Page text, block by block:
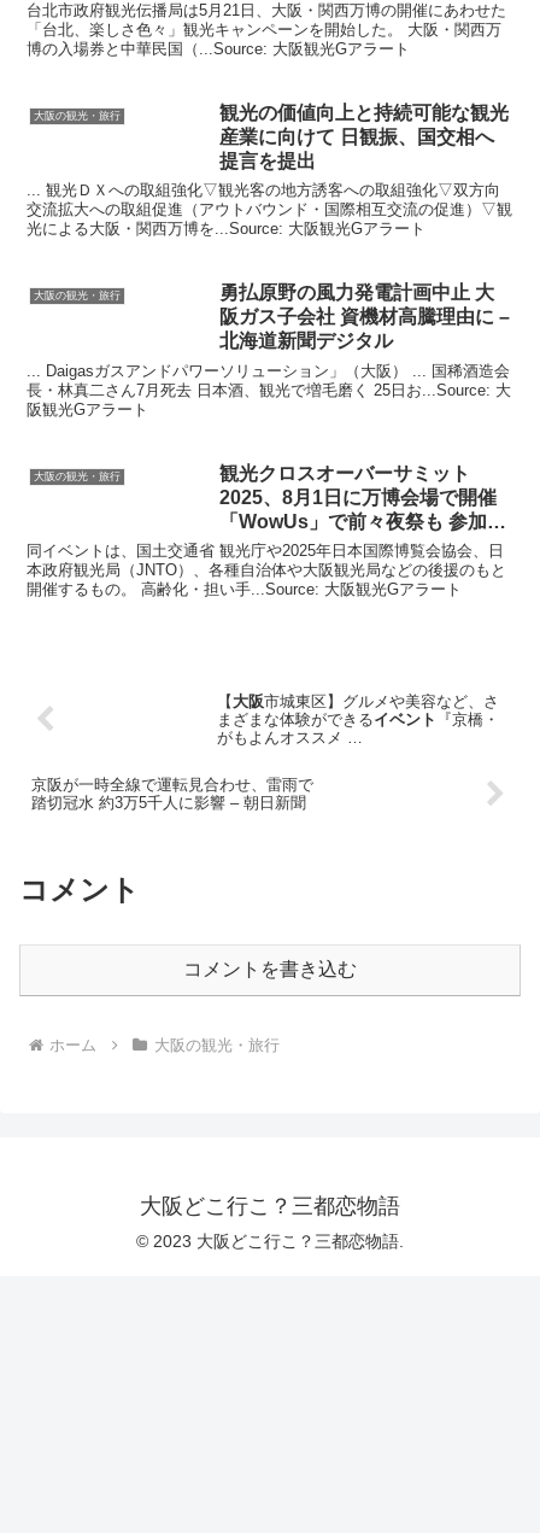
台北市政府観光伝播局は5月21日、大阪・関西万博の開催にあわせた
「台北、楽しさ色々」観光キャンペーンを開始した。 大阪・関西万
博の入場券と中華民国（...Source: 大阪観光Gアラート
大阪の観光・旅行 観光の価値向上と持続可能な観光
産業に向けて 日観振、国交相へ
提言を提出
... 観光ＤＸへの取組強化▽観光客の地方誘客への取組強化▽双方向
交流拡大への取組促進（アウトバウンド・国際相互交流の促進）▽観
光による大阪・関西万博を...Source: 大阪観光Gアラート
大阪の観光・旅行 勇払原野の風力発電計画中止 大
阪ガス子会社 資機材高騰理由に –
北海道新聞デジタル
... Daigasガスアンドパワーソリューション」（大阪） ... 国稀酒造会
長・林真二さん7月死去 日本酒、観光で増毛磨く 25日お...Source: 大
阪観光Gアラート
大阪の観光・旅行 観光クロスオーバーサミット
2025、8月1日に万博会場で開催
「WowUs」で前々夜祭も 参加者
を …
同イベントは、国土交通省 観光庁や2025年日本国際博覧会協会、日
本政府観光局（JNTO）、各種自治体や大阪観光局などの後援のもと
開催するもの。 高齢化・担い手...Source: 大阪観光Gアラート
【大阪市城東区】グルメや美容など、さ
まざまな体験ができるイベント
『京橋・
がもよんオススメ …
京阪が一時全線で運転見合わせ、雷雨で
踏切冠水 約3万5千人に影響 – 朝日新聞
コメント
コメントを書き込む
ホーム 大阪の観光・旅行
大阪どこ行こ？三都恋物語
© 2023 大阪どこ行こ？三都恋物語.